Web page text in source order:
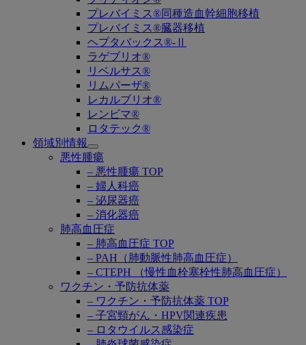
プレバイミス®同種造血幹細胞移植
プレバイミス®臓器移植
ヘプタバックス®-Ⅱ
ラゲブリオ®
リベルサス®
リムパーザ®
レカルブリオ®
レンビマ®
ロタテック®
領域別情報
Open
submenu
悪性腫瘍
– 悪性腫瘍 TOP
– 婦人科癌
– 泌尿器癌
– 消化器癌
肺高血圧症
– 肺高血圧症 TOP
– PAH（肺動脈性肺高血圧症）
– CTEPH （慢性血栓塞栓性肺高血圧症）
ワクチン・予防抗体薬
– ワクチン・予防抗体薬 TOP
– 子宮頸がん・HPV関連疾患
– ロタウイルス感染症